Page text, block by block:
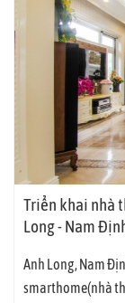
Triển khai nhà
Long - Nam
Anh Long, Nam
smarthome(nhà